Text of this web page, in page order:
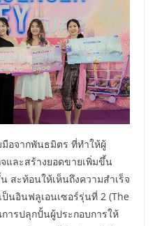
อจากพันธมิตร ที่ทำให้ผู้
และสร้างยอดขายเพิ่มขึ้น
สะท้อนให้เห็นถึงความสำเร็จ
นอินฟลูเอนเซอร์รุ่นที่ 2 (The
ารปลุกปั้นผู้ประกอบการให้